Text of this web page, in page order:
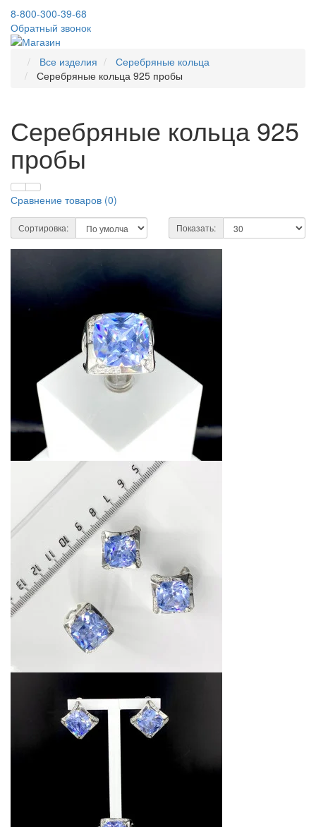
8-800-300-39-68
Обратный звонок
Все изделия
Серебряные кольца
Серебряные кольца 925 пробы
Серебряные кольца 925
пробы
Сравнение товаров (0)
Сортировка: Показать: